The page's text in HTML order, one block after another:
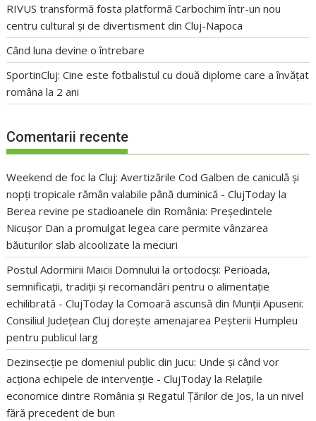
RIVUS transformă fosta platformă Carbochim într-un nou
centru cultural și de divertisment din Cluj-Napoca
Când luna devine o întrebare
SportinCluj: Cine este fotbalistul cu două diplome care a învățat
româna la 2 ani
Comentarii recente
Weekend de foc la Cluj: Avertizările Cod Galben de caniculă și
nopți tropicale rămân valabile până duminică - ClujToday la
Berea revine pe stadioanele din România: Președintele
Nicușor Dan a promulgat legea care permite vânzarea
băuturilor slab alcoolizate la meciuri
Postul Adormirii Maicii Domnului la ortodocși: Perioada,
semnificații, tradiții și recomandări pentru o alimentație
echilibrată - ClujToday laComoară ascunsă din Munții Apuseni:
Consiliul Județean Cluj dorește amenajarea Peșterii Humpleu
pentru publicul larg
Dezinsecție pe domeniul public din Jucu: Unde și când vor
acționa echipele de intervenție - ClujToday la Relațiile
economice dintre România și Regatul Țărilor de Jos, la un nivel
fără precedent de bun